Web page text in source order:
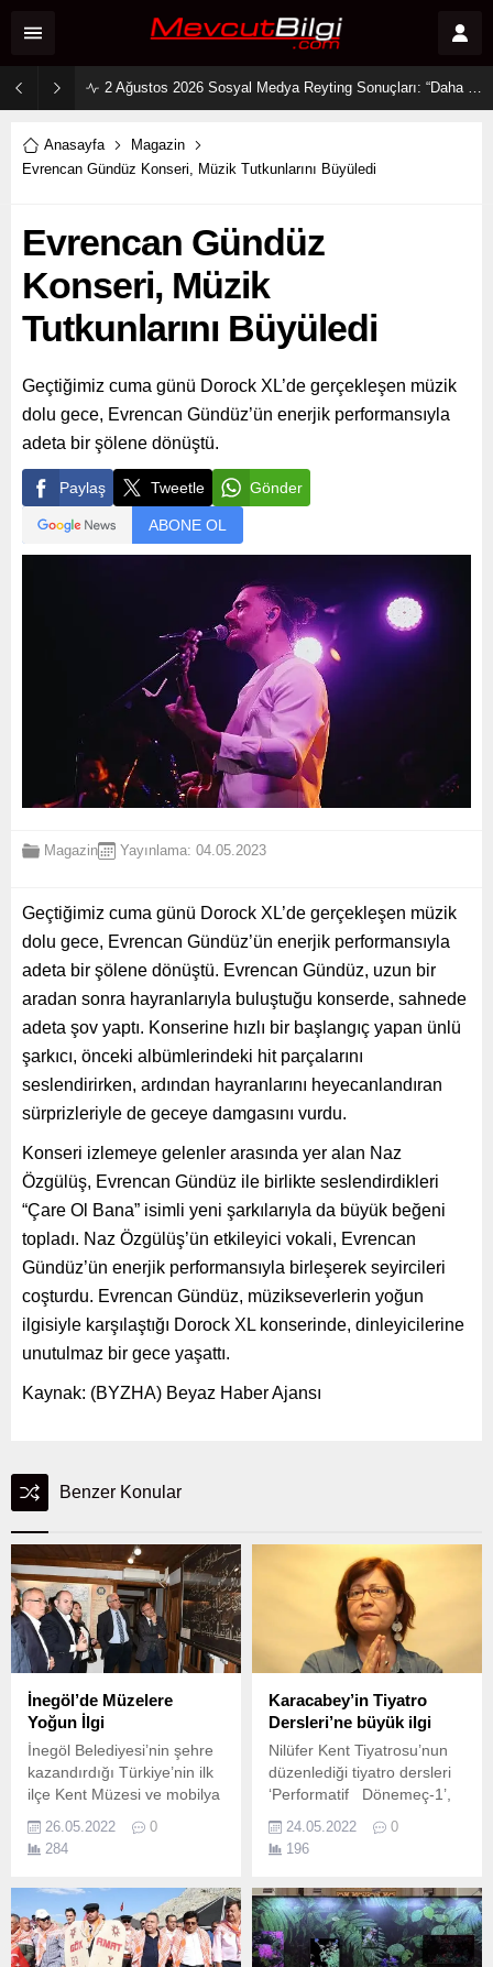
2 Ağustos 2026 Sosyal Medya Reyting Sonuçları: “Daha 17” Ekranlara Ambargo Koydu!
Anasayfa
Magazin
Evrencan Gündüz Konseri, Müzik Tutkunlarını Büyüledi
Evrencan Gündüz
Konseri, Müzik
Tutkunlarını Büyüledi
Geçtiğimiz cuma günü Dorock XL’de gerçekleşen müzik
dolu gece, Evrencan Gündüz’ün enerjik performansıyla
adeta bir şölene dönüştü.
Paylaş Tweetle Gönder
ABONE OL
Magazin Yayınlama: 04.05.2023
Geçtiğimiz cuma günü Dorock XL’de gerçekleşen müzik
dolu gece, Evrencan Gündüz’ün enerjik performansıyla
adeta bir şölene dönüştü. Evrencan Gündüz, uzun bir
aradan sonra hayranlarıyla buluştuğu konserde, sahnede
adeta şov yaptı. Konserine hızlı bir başlangıç yapan ünlü
şarkıcı, önceki albümlerindeki hit parçalarını
seslendirirken, ardından hayranlarını heyecanlandıran
sürprizleriyle de geceye damgasını vurdu.
Konseri izlemeye gelenler arasında yer alan Naz
Özgülüş, Evrencan Gündüz ile birlikte seslendirdikleri
“Çare Ol Bana” isimli yeni şarkılarıyla da büyük beğeni
topladı. Naz Özgülüş’ün etkileyici vokali, Evrencan
Gündüz’ün enerjik performansıyla birleşerek seyircileri
coşturdu. Evrencan Gündüz, müzikseverlerin yoğun
ilgisiyle karşılaştığı Dorock XL konserinde, dinleyicilerine
unutulmaz bir gece yaşattı.
Kaynak: (BYZHA) Beyaz Haber Ajansı
Benzer Konular
İnegöl’de Müzelere
Yoğun İlgi
İnegöl Belediyesi’nin şehre
kazandırdığı Türkiye’nin ilk
ilçe Kent Müzesi ve mobilya
Mobilya Ağaç Sanayi
Müzesi, ziyaretçi akınına
26.05.2022
0
284
Karacabey’in Tiyatro
Dersleri’ne büyük ilgi
Nilüfer Kent Tiyatrosu’nun
düzenlediği tiyatro dersleri
‘Performatif Dönemeç-1’,
Doç.
24.05.2022
0
196